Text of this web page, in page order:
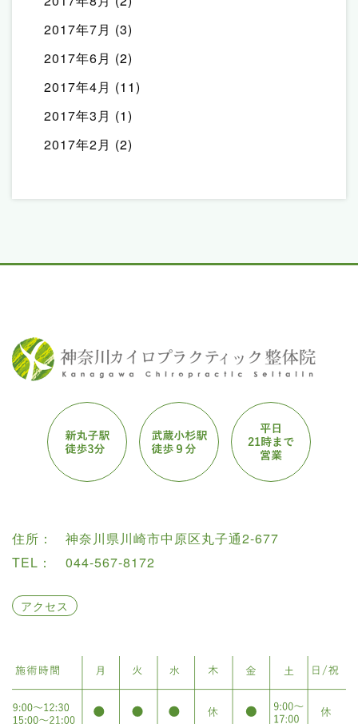
2017年7月 (3)
2017年6月 (2)
2017年4月 (11)
2017年3月 (1)
2017年2月 (2)
住所：
神奈川県川崎市中原区丸子通2-677
TEL：
044-567-8172
アクセス